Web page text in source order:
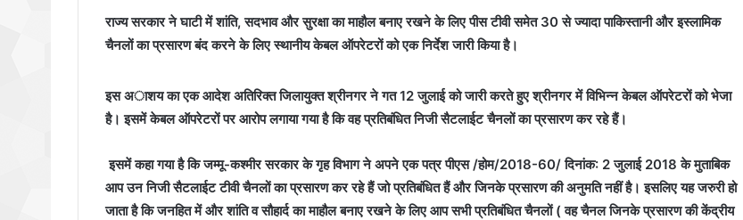
राज्य सरकार ने घाटी में शांति, सदभाव और सुरक्षा का माहौल बनाए रखने के लिए पीस टीवी समेत 30 से ज्यादा पाकिस्तानी और इस्लामिक
चैनलों का प्रसारण बंद करने के लिए स्थानीय केबल ऑपरेटरों को एक निर्देश जारी किया है।
इस अाशय का एक आदेश अतिरिक्त जिलायुक्त श्रीनगर ने गत 12 जुलाई को जारी करते हुए श्रीनगर में विभिन्न केबल ऑपरेटरों को भेजा
है। इसमें केबल ऑपरेटरों पर आरोप लगाया गया है कि वह प्रतिबंधित निजी सैटलाईट चैनलों का प्रसारण कर रहे हैं।
इसमें कहा गया है कि जम्मू-कश्मीर सरकार के गृह विभाग ने अपने एक पत्र पीएस /होम/2018-60/ दिनांक: 2 जुलाई 2018 के मुताबिक
आप उन निजी सैटलाईट टीवी चैनलों का प्रसारण कर रहे हैं जो प्रतिबंधित हैं और जिनके प्रसारण की अनुमति नहीं है। इसलिए यह जरुरी हो
जाता है कि जनहित में और शांति व सौहार्द का माहौल बनाए रखने के लिए आप सभी प्रतिबंधित चैनलों ( वह चैनल जिनके प्रसारण की केंद्रीय